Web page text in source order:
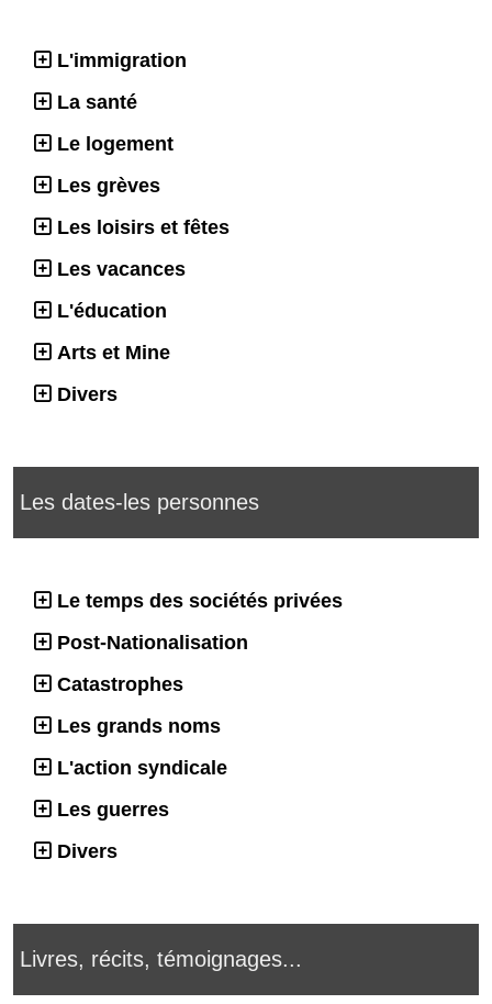
L'immigration
La santé
Le logement
Les grèves
Les loisirs et fêtes
Les vacances
L'éducation
Arts et Mine
Divers
Les dates-les personnes
Le temps des sociétés privées
Post-Nationalisation
Catastrophes
Les grands noms
L'action syndicale
Les guerres
Divers
Livres, récits, témoignages...